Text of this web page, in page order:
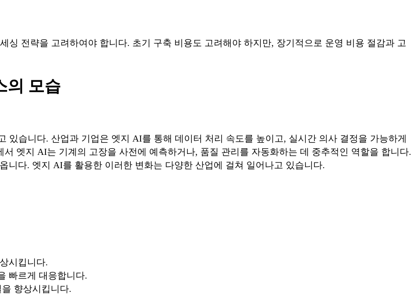
싱 전략을 고려하여야 합니다. 초기 구축 비용도 고려해야 하지만, 장기적으로 운영 비용 절감과 고
의 모습
습니다. 산업과 기업은 엣지 AI를 통해 데이터 처리 속도를 높이고, 실시간 의사 결정을 가능하게
엣지 AI는 기계의 고장을 사전에 예측하거나, 품질 관리를 자동화하는 데 중추적인 역할을 합니다.
니다. 엣지 AI를 활용한 이러한 변화는 다양한 산업에 걸쳐 일어나고 있습니다.
시킵니다.
빠르게 대응합니다.
향상시킵니다.